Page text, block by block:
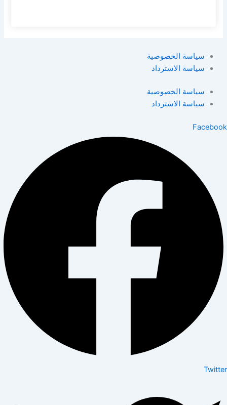
سياسة الخصوصية
سياسة الاسترداد
سياسة الخصوصية
سياسة الاسترداد
Facebook
Twitter